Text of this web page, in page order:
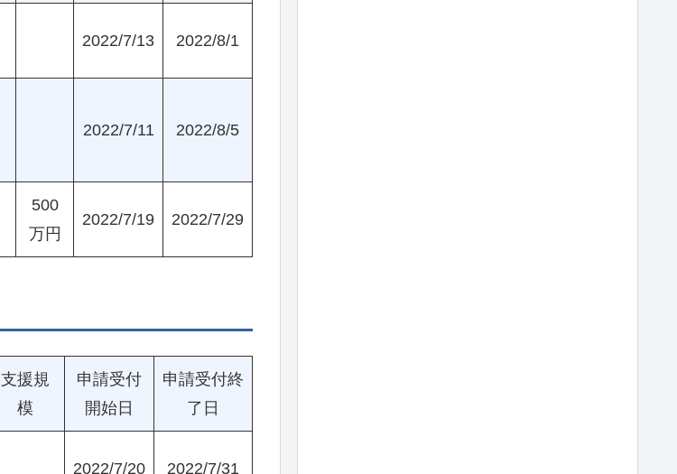
2022/7/13 2022/8/1
2022/7/11 2022/8/5
500
万円
2022/7/19 2022/7/29
支援規
模
申請受付
開始日
申請受付終
了日
2022/7/20 2022/7/31